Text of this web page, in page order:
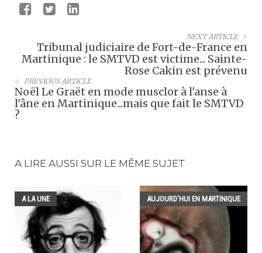
NEXT ARTICLE
Tribunal judiciaire de Fort-de-France en
Martinique : le SMTVD est victime... Sainte-
Rose Cakin est prévenu
PREVIOUS ARTICLE
Noël Le Graët en mode musclor à l'anse à
l'âne en Martinique...mais que fait le SMTVD
?
A LIRE AUSSI SUR LE MÊME SUJET
A LA UNE AUJOURD'HUI EN MARTINIQUE